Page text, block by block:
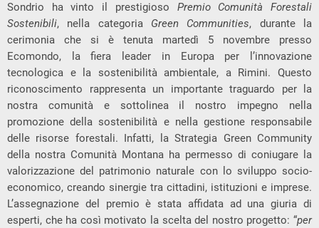
Sondrio ha vinto il prestigioso Premio Comunità Forestali
Sostenibili, nella categoria Green Communities, durante la
cerimonia che si è tenuta martedì 5 novembre presso
Ecomondo, la fiera leader in Europa per l’innovazione
tecnologica e la sostenibilità ambientale, a Rimini. Questo
riconoscimento rappresenta un importante traguardo per la
nostra comunità e sottolinea il nostro impegno nella
promozione della sostenibilità e nella gestione responsabile
delle risorse forestali. Infatti, la Strategia Green Community
della nostra Comunità Montana ha permesso di coniugare la
valorizzazione del patrimonio naturale con lo sviluppo socio-
economico, creando sinergie tra cittadini, istituzioni e imprese.
L’assegnazione del premio è stata affidata ad una giuria di
esperti, che ha così motivato la scelta del nostro progetto: “per